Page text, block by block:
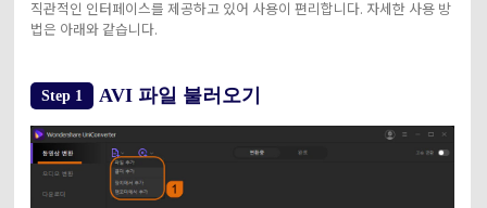
직관적인 인터페이스를 제공하고 있어 사용이 편리합니다. 자세한 사용 방
법은 아래와 같습니다.
Step 1 AVI 파일 불러오기